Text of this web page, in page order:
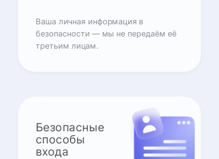
Ваша личная информация в
безопасности — мы не передаём её
третьим лицам.
Безопасные
способы
входа